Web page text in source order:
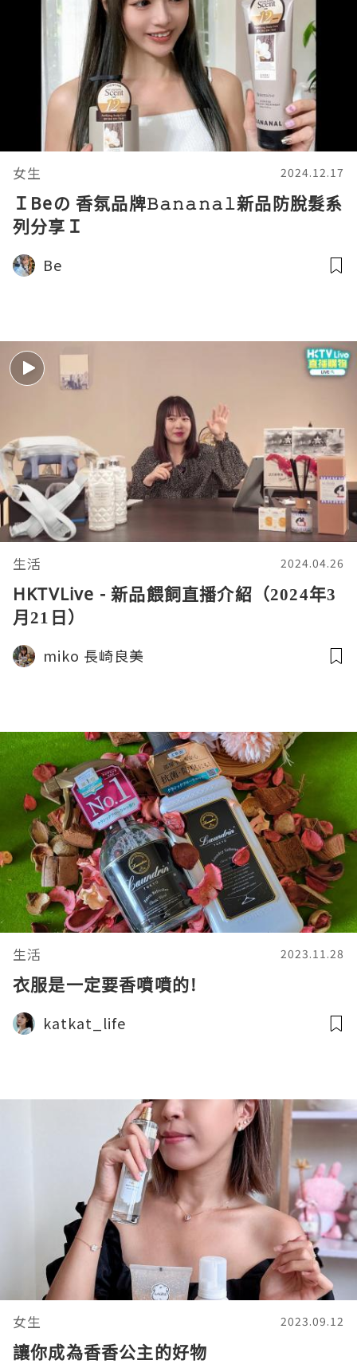
女生 2024.12.17
ＩBeの 香氛品牌𝙱𝚊𝚗𝚊𝚗𝚊𝚕新品防脫髮系
列分享Ｉ
Be
生活 2024.04.26
HKTVLive - 新品餵飼直播介紹（2024年3
月21日）
miko 長崎良美
生活 2023.11.28
衣服是一定要香噴噴的!
katkat_life
女生 2023.09.12
讓你成為香香公主的好物